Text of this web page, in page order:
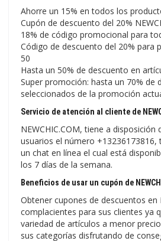
Ahorre un 15% en todos los
Cupón de descuento del 20%
18% de código promocional para
Código de descuento del 20% para
50
Hasta un 50% de descuento en
Super promoción: hasta un 70% de
seleccionados de la promoción
Servicio de atención al cliente de
NEWCHIC.COM, tiene a disposición
usuarios el número
un chat en línea el cual está
los 7 días de la semana.
Beneficios de usar un cupón de
Obtener cupones de descuentos en
complacientes para sus clientes ya
variedad de artículos a menor
sus categorías disfrutando de